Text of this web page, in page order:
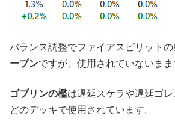
バランス調整でファイアスピリット
ーブンですが、使用されていないまま
ゴブリンの檻は遅延スケラや遅延ゴ
どのデッキで使用されています。